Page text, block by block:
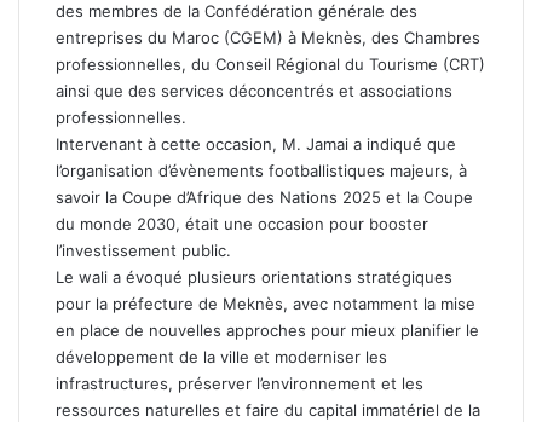
des membres de la Confédération générale des
entreprises du Maroc (CGEM) à Meknès, des Chambres
professionnelles, du Conseil Régional du Tourisme (CRT)
ainsi que des services déconcentrés et associations
professionnelles.
Intervenant à cette occasion, M. Jamai a indiqué que
l’organisation d’évènements footballistiques majeurs, à
savoir la Coupe d’Afrique des Nations 2025 et la Coupe
du monde 2030, était une occasion pour booster
l’investissement public.
Le wali a évoqué plusieurs orientations stratégiques
pour la préfecture de Meknès, avec notamment la mise
en place de nouvelles approches pour mieux planifier le
développement de la ville et moderniser les
infrastructures, préserver l’environnement et les
ressources naturelles et faire du capital immatériel de la